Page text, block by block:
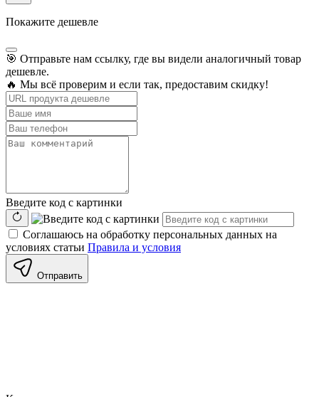
Покажите дешевле
🎯 Отправьте нам ссылку, где вы видели аналогичный товар
дешевле.
🔥 Мы всё проверим и если так, предоставим скидку!
Введите код с картинки
Соглашаюсь на обработку персональных данных на
условиях статьи Правила и условия
Отправить